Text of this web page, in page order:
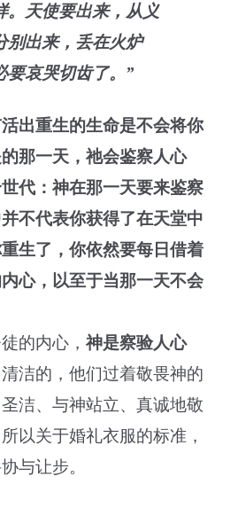
。天使要出来，从义
别出来，丢在火炉
要哀哭切齿了。”
出重生的生命是不会将你
那一天，祂会鉴察人心
代：神在那一天要来鉴察
不代表你获得了在天堂中
生了，你依然要每日借着
心，以至于当那一天不会
的内心，神是察验人心
洁的，他们过着敬畏神的
洁、与神站立、真诚地敬
以关于婚礼衣服的标准，
与让步。